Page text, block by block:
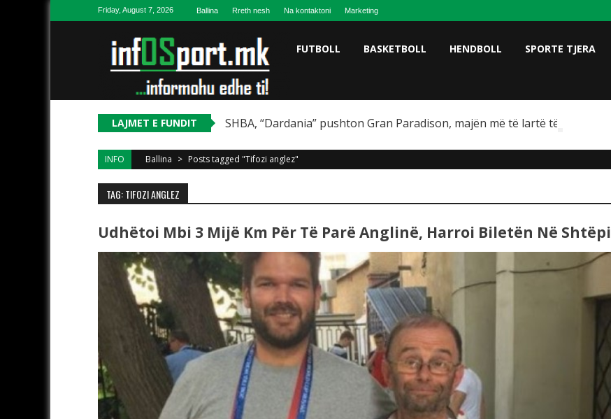
Skip to contentFriday, August 7, 2026 Ballina Rreth nesh Na kontaktoni Marketing
FUTBOLL BASKETBOLL HENDBOLL SPORTE TJERA
LAJMET E FUNDIT SHBA, “Dardania” pushton Gran Paradison, majën më të lartë të Italisë
INFO Ballina > Posts tagged "Tifozi anglez"
TAG: TIFOZI ANGLEZ
Udhëtoi Mbi 3 Mijë Km Për Të Parë Anglinë, Harroi Biletën Në Shtëpi